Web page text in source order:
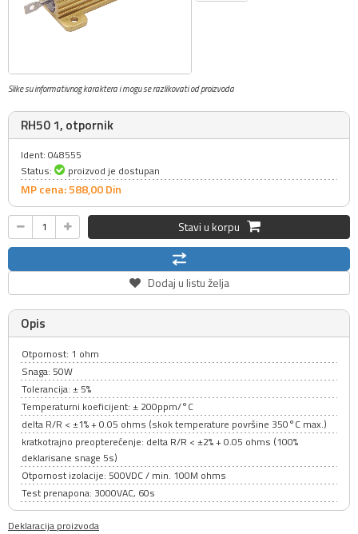
Slike su informativnog karaktera i mogu se razlikovati od proizvoda
RH50 1, otpornik
Ident: 048555
Status:
proizvod je dostupan
MP cena: 588,00Din
Stavi u korpu
Dodaj u listu želja
Opis
Otpornost: 1 ohm
Snaga: 50W
Tolerancija: ± 5%
Temperaturni koeficijent: ± 200ppm/°C
delta R/R < ±1% + 0.05 ohms (skok temperature površine 350°C max.)
kratkotrajno preopterećenje: delta R/R < ±2% + 0.05 ohms (100%
deklarisane snage 5s)
Otpornost izolacije: 500VDC / min. 100M ohms
Test prenapona: 3000VAC, 60s
Deklaracija proizvoda